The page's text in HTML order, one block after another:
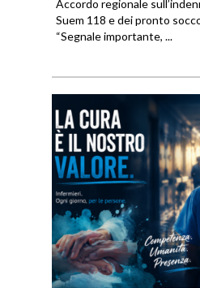
Accordo regionale
Suem 118 e dei pronto
“Segnale importante, ...